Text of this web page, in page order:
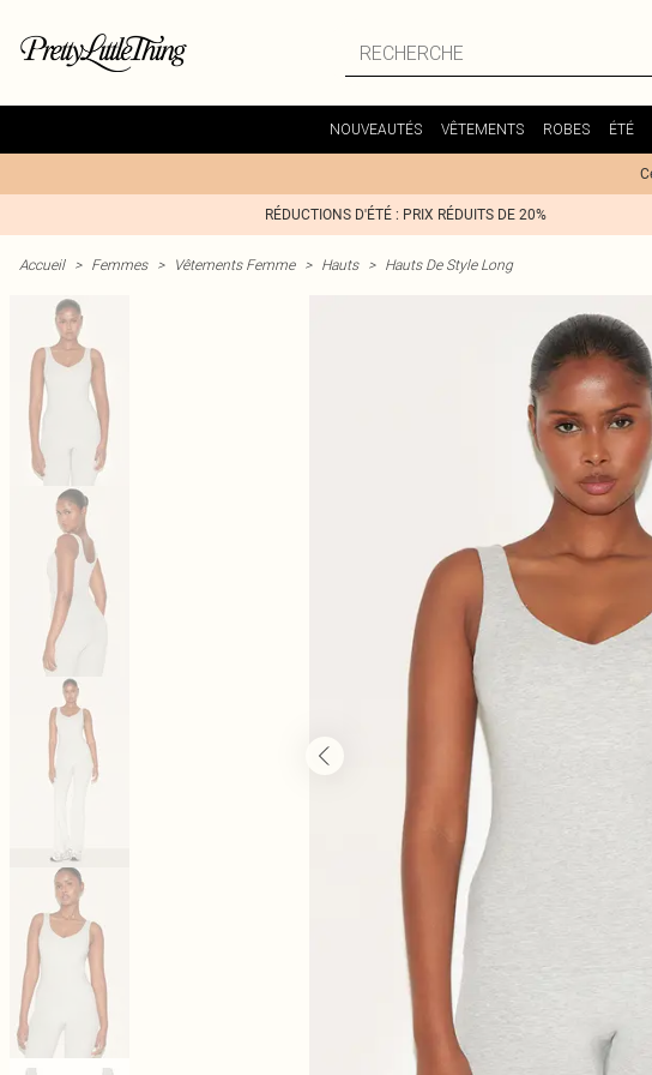
NOUVEAUTÉS VÊTEMENTS ROBES ÉTÉ
RÉDUCTIONS D'ÉTÉ : PRIX RÉDUITS DE 20%
Accueil > Femmes > Vêtements Femme > Hauts > Hauts De Style Long